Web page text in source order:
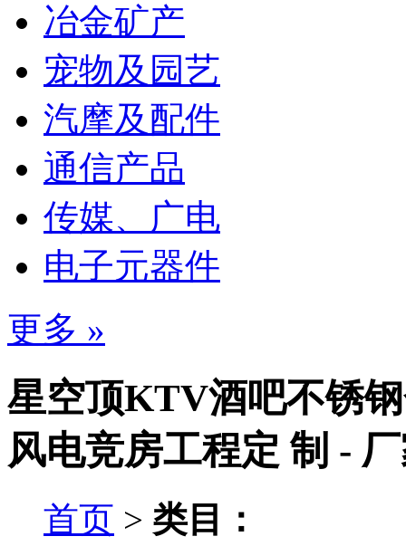
冶金矿产
宠物及园艺
汽摩及配件
通信产品
传媒、广电
电子元器件
更多 »
星空顶KTV酒吧不锈
风电竞房工程定 制 -
首页 > 类目：